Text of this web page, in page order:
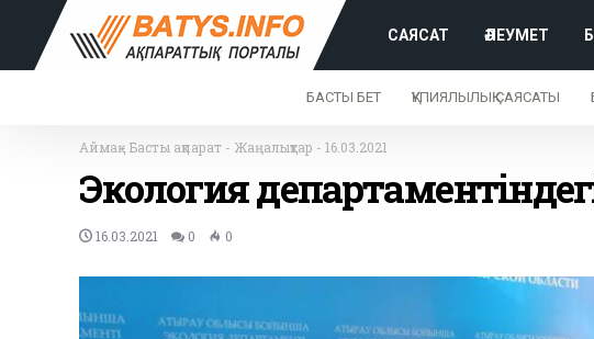
САЯСАТ ӘЛЕУМЕТ
БАСТЫ БЕТ ҚҰПИЯЛЫЛЫҚ САЯСАТЫ
Аймақ- Басты ақпарат - Жаңалықтар - 16.03.2021
Экология
16.03.2021 0 0